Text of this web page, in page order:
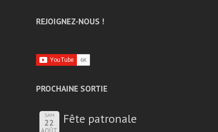
REJOIGNEZ-NOUS !
PROCHAINE SORTIE
SAM
22 Fête patronale